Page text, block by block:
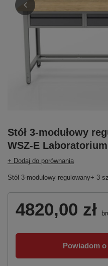
Stół 3-modułowy
WSZ-E
+ Dodaj do porównania
Stół 3-modułowy regulowany+ 3
4820,00 zł
Powiadom